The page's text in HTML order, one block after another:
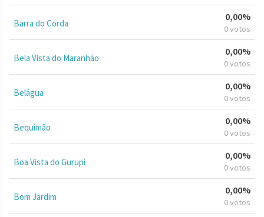
Barra do Corda
0,00%
0 votos
Bela Vista do Maranhão
0,00%
0 votos
Belágua
0,00%
0 votos
Bequimão
0,00%
0 votos
Boa Vista do Gurupi
0,00%
0 votos
Bom Jardim
0,00%
0 votos